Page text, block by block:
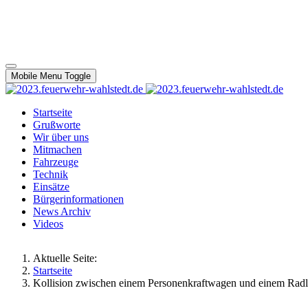
Mobile Menu Toggle
Startseite
Grußworte
Wir über uns
Mitmachen
Fahrzeuge
Technik
Einsätze
Bürgerinformationen
News Archiv
Videos
Aktuelle Seite:
Startseite
Kollision zwischen einem Personenkraftwagen und einem